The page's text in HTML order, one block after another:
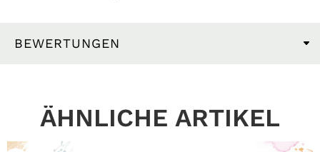
BEWERTUNGEN
ÄHNLICHE ARTIKEL